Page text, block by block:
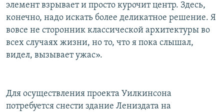
элемент взрывает и просто курочит центр. Здесь,
конечно, надо искать более деликатное решение. Я
вовсе не сторонник классической архитектуры во
всех случаях жизни, но то, что я пока слышал,
видел, вызывает ужас».
Для осуществления проекта Уилкинсона
потребуется снести здание Лениздата на